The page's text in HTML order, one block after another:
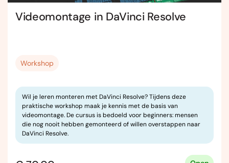
Videomontage in DaVinci Resolve
Workshop
Wil je leren monteren met DaVinci Resolve? Tijdens deze
praktische workshop maak je kennis met de basis van
videomontage. De cursus is bedoeld voor beginners: mensen
die nog nooit hebben gemonteerd of willen overstappen naar
DaVinci Resolve.